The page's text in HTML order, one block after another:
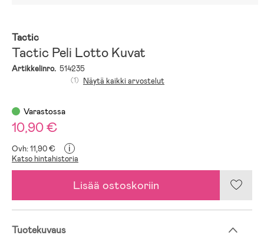
Tactic
Tactic Peli Lotto Kuvat
Artikkelinro. 514235
(1) Näytä kaikki arvostelut
Varastossa
10,90 €
Ovh: 11,90 € i
Katso hintahistoria
Lisää ostoskoriin
Tuotekuvaus